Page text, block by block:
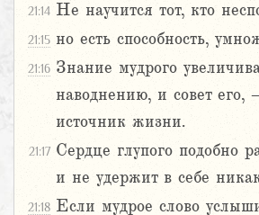
21:14 Не научится тот, кто
21:15 но есть способность,
21:16 Знание мудрого
наводнению, и совет его,
источник жизни.
21:17 Сердце глупого подобно
и не удержит в себе
21:18 Если мудрое слово